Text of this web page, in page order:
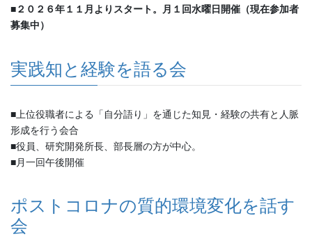
■２０２６年１１月よりスタート。月１回水曜日開催（現在参加者
募集中）
実践知と経験を語る会
■上位役職者による「自分語り」を通じた知見・経験の共有と人脈
形成を行う会合
■役員、研究開発所長、部長層の方が中心。
■月一回午後開催
ポストコロナの質的環境変化を話す
会